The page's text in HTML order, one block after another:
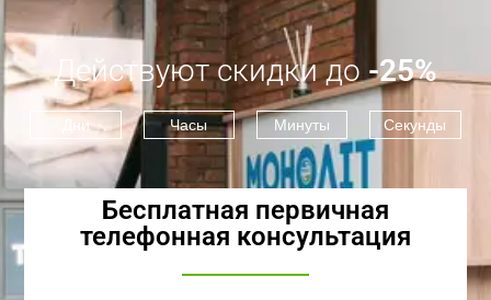
Действуют скидки до -25%
Дни Часы Минуты Секунды
Бесплатная первичная
телефонная консультация